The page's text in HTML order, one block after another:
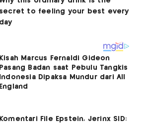
Kisah Marcus Fernaldi Gideon
Pasang Badan saat Pebulu Tangkis
Indonesia Dipaksa Mundur dari All
England
Komentari File Epstein, Jerinx SID: